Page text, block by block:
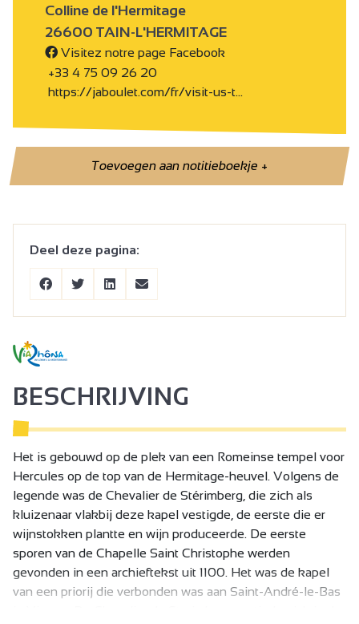
Colline de l'Hermitage
26600 TAIN-L'HERMITAGE
Visitez notre page Facebook
+33 4 75 09 26 20
https://jaboulet.com/fr/visit-us-t…
Toevoegen aan notitieboekje+
Deel deze pagina:
BESCHRIJVING
Het is gebouwd op de plek van een Romeinse tempel voor
Hercules op de top van de Hermitage-heuvel. Volgens de
legende was de Chevalier de Stérimberg, die zich als
kluizenaar vlakbij deze kapel vestigde, de eerste die er
wijnstokken plantte en wijn produceerde. De eerste
sporen van de Chapelle Saint Christophe werden
gevonden in een archieftekst uit 1100. Het was de kapel
van een priorij die verbonden was aan Saint-André-le-Bas